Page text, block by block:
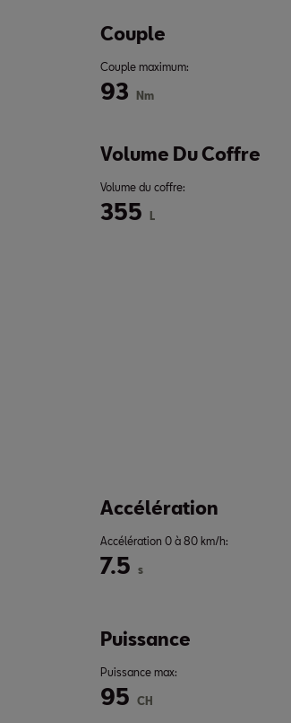
Couple
Couple maximum:
93 Nm
Volume Du Coffre
Volume du coffre:
355 L
Accélération
Accélération 0 à 80 km/h:
7.5 s
Puissance
Puissance max:
95 CH